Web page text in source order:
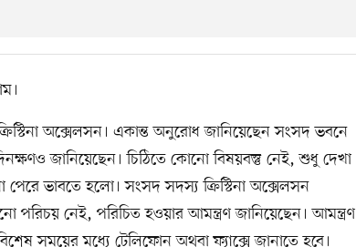
ক্রিস্টিনা অক্সেলসন। একান্ত অনুরোধ জানিয়েছেন সংসদ ভবনে
জানিয়েছেন। চিঠিতে কোনো বিষয়বস্তু নেই, শুধু দেখা
ভাবতে হলো। সংসদ সদস্য ক্রিস্টিনা অক্সেলসন
নেই, পরিচিত হওয়ার আমন্ত্রণ জানিয়েছেন। আমন্ত্রণ
সময়ের মধ্যে টেলিফোন অথবা ফ্যাক্সে জানাতে হবে।